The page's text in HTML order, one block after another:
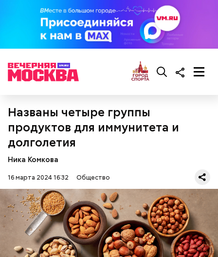
Названы четыре группы
продуктов для иммунитета и
долголетия
Ника Комкова
16 марта 2024 16:32 Общество
— Там может содержаться огромное количество
нитратов, которое вызовет головокружение,
гипоксию и ухудшение физического состояния, —
предостерегла Соломатина.